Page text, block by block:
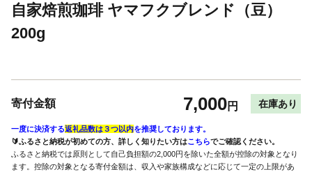
自家焙煎珈琲 ヤマフクブレンド（豆）
200g
寄付金額 7,000円 在庫あり
一度に決済する返礼品数は３つ以内を推奨しております。
🔰ふるさと納税が初めての方、詳しく知りたい方はこちらでご確認ください。
ふるさと納税では原則として自己負担額の2,000円を除いた全額が控除の対象となり
ます。控除の対象となる寄付金額は、収入や家族構成などに応じて一定の上限があ